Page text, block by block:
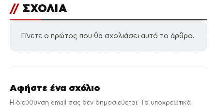
// ΣΧΟΛΙΑ
Γίνετε ο πρώτος που θα σχολιάσει αυτό το άρθρο.
Αφήστε ένα σχόλιο
Η διεύθυνση email σας δεν δημοσιεύεται. Τα υποχρεωτικά